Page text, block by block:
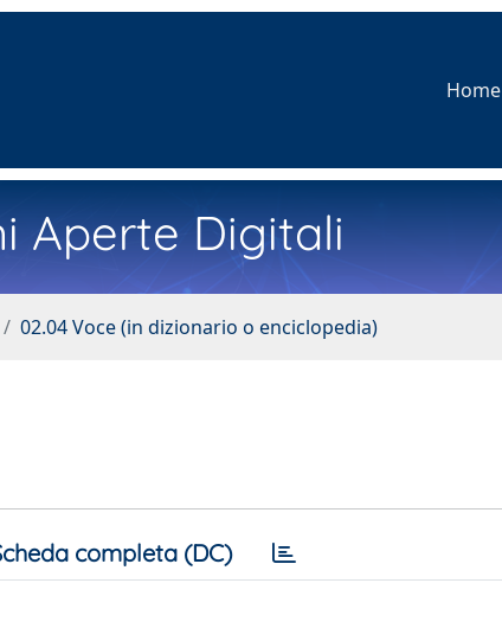
Home
Aperte Digitali
02.04 Voce (in dizionario o enciclopedia)
completa (DC)